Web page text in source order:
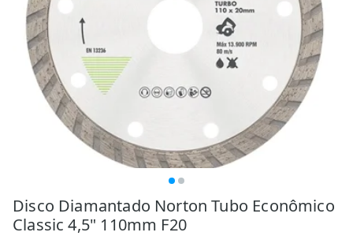
Disco Diamantado Norton Tubo Econômico
Classic 4,5" 110mm F20